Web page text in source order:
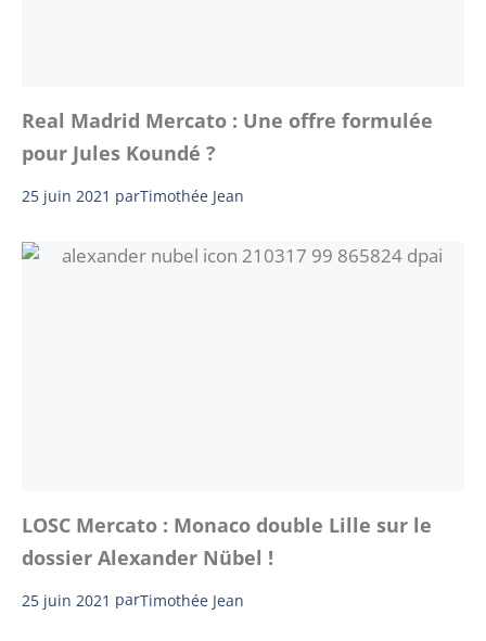
Real Madrid Mercato : Une offre formulée
pour Jules Koundé ?
25 juin 2021 parTimothée Jean
LOSC Mercato : Monaco double Lille sur le
dossier Alexander Nübel !
25 juin 2021 parTimothée Jean